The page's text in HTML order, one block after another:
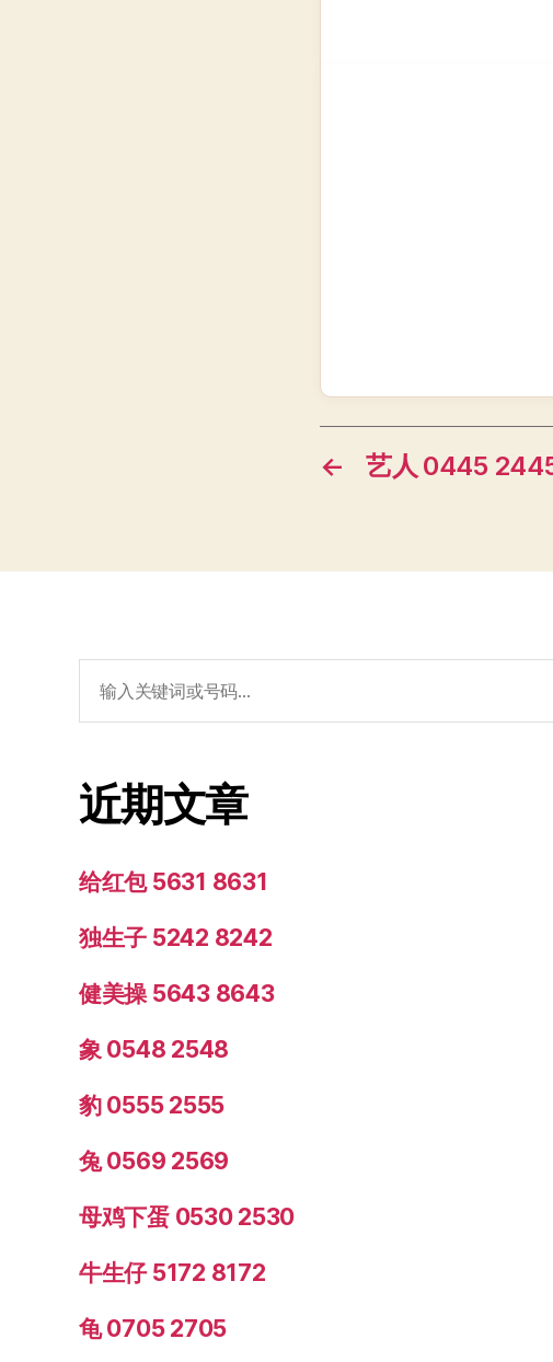
← 艺人 0445
索：
近期文章
给红包 5631 8631
独生子 5242 8242
健美操 5643 8643
象 0548 2548
豹 0555 2555
兔 0569 2569
母鸡下蛋 0530 2530
牛生仔 5172 8172
龟 0705 2705